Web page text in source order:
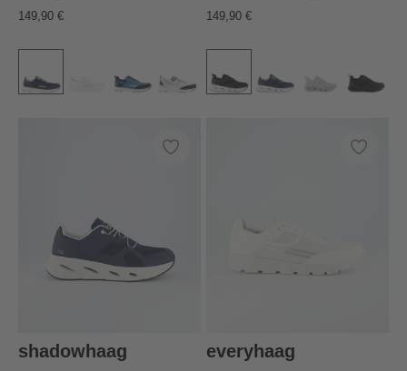
149,90 € 149,90 €
shadowhaag everyhaag